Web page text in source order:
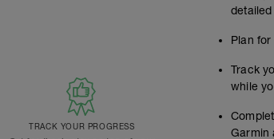
TRACK YOUR PROGRESS
Plan
Track
while
Garmin